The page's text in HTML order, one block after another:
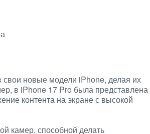
новые модели iPhone, делая их
в iPhone 17 Pro была представлена
контента на экране с высокой
камер, способной делать